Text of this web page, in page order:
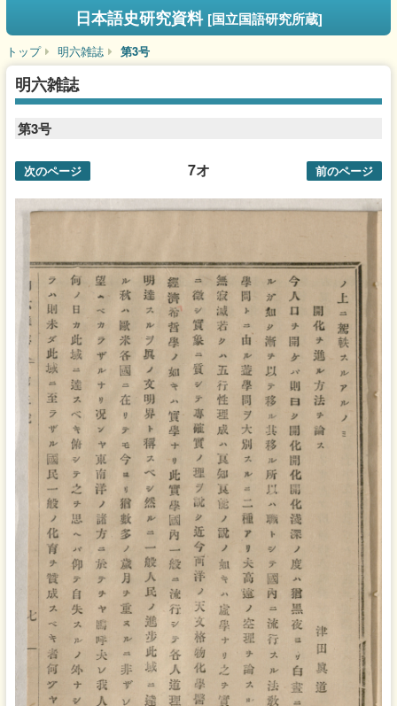
日本語史研究資料 [国立国語研究所蔵]
トップ 明六雑誌 第3号
明六雑誌
第3号
7オ
次のページ 前のページ